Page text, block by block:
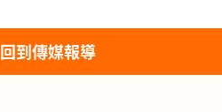
回到傳媒報導